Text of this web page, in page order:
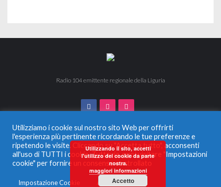
Radio 104 emittente regionale della Liguria
© 2024 Radio 104. Tutti i diritti riservati. Vietata la duplicazione
anche parziale.
Radio Monferrato Srl - P.IVA 00956220057 La società ha
ricevuto aiuti di Stato e aiuti de Minimis, soggetti all’obbligo di
pubblicazione nel Registro nazionale degli aiuti di Stato di cui
Utilizziamo i cookie sul nostro sito Web per offrirti
l'esperienza più pertinente ricordando le tue preferenze e
ripetendo le visite. Cliccando su "Accetta tutto", acconsenti
all'uso di TUTTI i cookie. Tuttavia, puoi visitare "Impostazioni
cookie" per fornire un consenso controllato
Impostazione Cookie Accetta tutto
Utilizzando il sito, accetti
l'utilizzo dei cookie da parte
nostra.
maggiori informazioni
Accetto